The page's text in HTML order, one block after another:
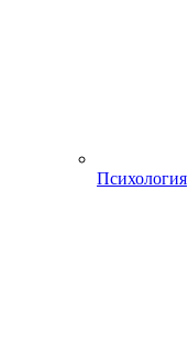
Психология